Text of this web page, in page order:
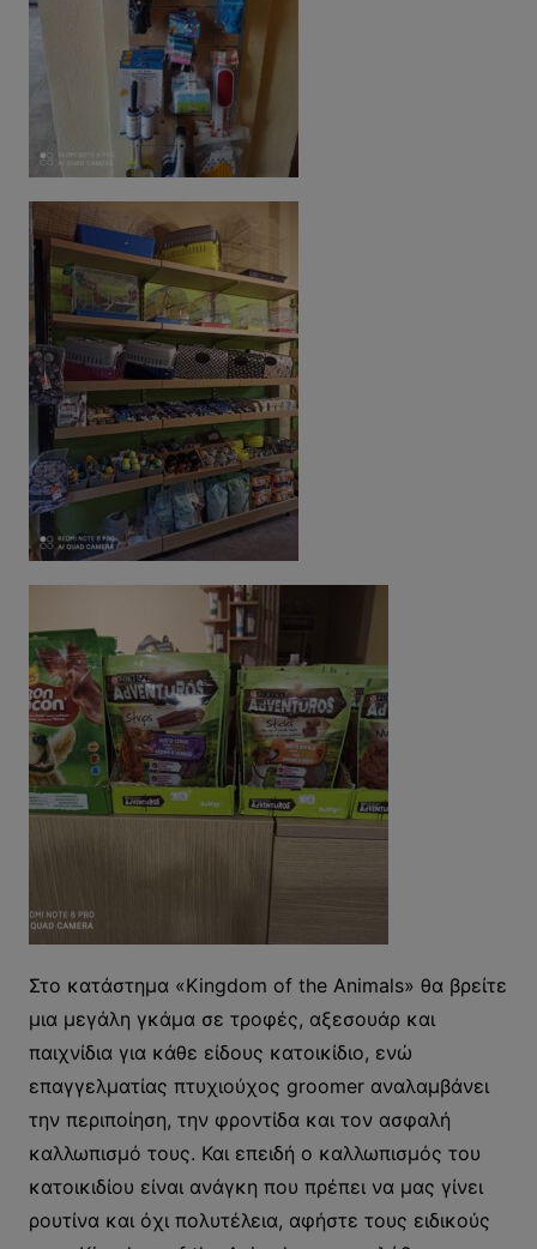
Στο κατάστημα «Kingdom of the Animals» θα βρείτε
μια μεγάλη γκάμα σε τροφές, αξεσουάρ και
παιχνίδια για κάθε είδους κατοικίδιο, ενώ
επαγγελματίας πτυχιούχος groomer αναλαμβάνει
την περιποίηση, την φροντίδα και τον ασφαλή
καλλωπισμό τους. Και επειδή ο καλλωπισμός του
κατοικιδίου είναι ανάγκη που πρέπει να μας γίνει
ρουτίνα και όχι πολυτέλεια, αφήστε τους ειδικούς